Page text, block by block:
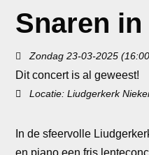
Snaren
Zondag 23-03-2025
Dit concert is al geweest!
Locatie: Liudgerkerk
In de sfeervolle
en piano een fris